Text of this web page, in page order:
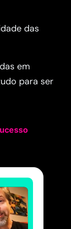
das
em
para ser